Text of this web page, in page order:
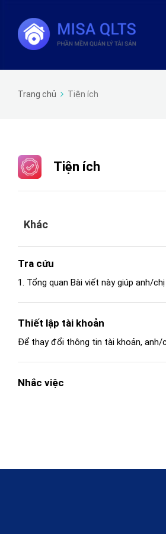
Trang chủ Tiện ích
Tiện ích
Khác
Tra cứu
1. Tổng quan Bài viết này giúp anh/
Thiết lập tài khoản
Để thay đổi thông tin tài khoản, anh/
Nhắc việc